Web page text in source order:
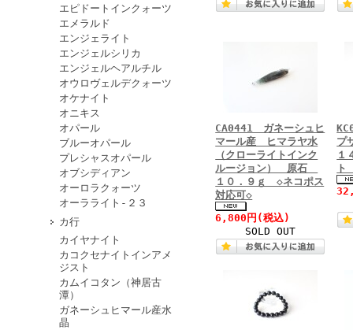
エピドートインクォーツ
エメラルド
エンジェライト
エンジェルシリカ
エンジェルヘアルチル
オウロヴェルデクォーツ
オケナイト
オニキス
オパール
ブルーオパール
プレシャスオパール
オブシディアン
オーロラクォーツ
オーラライト-２３
カ行
カイヤナイト
カコクセナイトインアメ
ジスト
カムイコタン（神居古
潭）
ガネーシュヒマール産水
晶
CA0441 ガネーシュヒ
マール産 ヒマラヤ水
（クローライトインク
ルージョン） 原石
１０．９ｇ ◇ネコポス
対応可◇
6,800円 (税込)
SOLD OUT
プ
１